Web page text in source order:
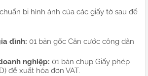
bị hình ảnh của các giấy tờ sau để
đình: 01 bản gốc Căn cước công dân
nghiệp: 01 bản chụp Giấy phép
để xuất hóa đơn VAT.